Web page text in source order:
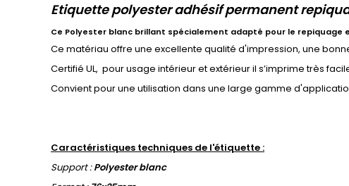
Etiquette polyester adhésif permanent
Ce Polyester blanc brillant spécialement adapté pour le
Ce matériau offre une excellente qualité d'impression, une
Certifié UL, pour usage intérieur et extérieur il s’imprime très
Convient pour une utilisation dans une large gamme
Caractéristiques techniques de l'étiquette :
Support :Polyester blanc